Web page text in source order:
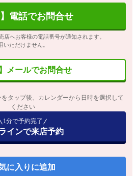
】電話でお問合せ
へお客様の電話番号が通知されます。
ただけません。
メールでお問合せ
をタップ後、カレンダーから日時を選択して
ください
1分で予約完了
インで来店予約
に入りに追加